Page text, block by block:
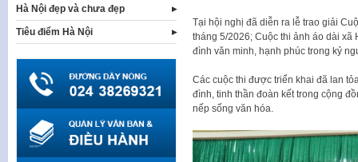
Tại hội nghị đã diễn ra lễ trao giải
tháng 5/2026; Cuộc thi ảnh áo dài
đình văn minh, hạnh phúc trong kỷ
Các cuộc thi được triển khai đã lan
đình, tinh thần đoàn kết trong cộng
nếp sống văn hóa.
Hà Nội đẹp và chưa đẹp
Tiêu điểm Hà Nội